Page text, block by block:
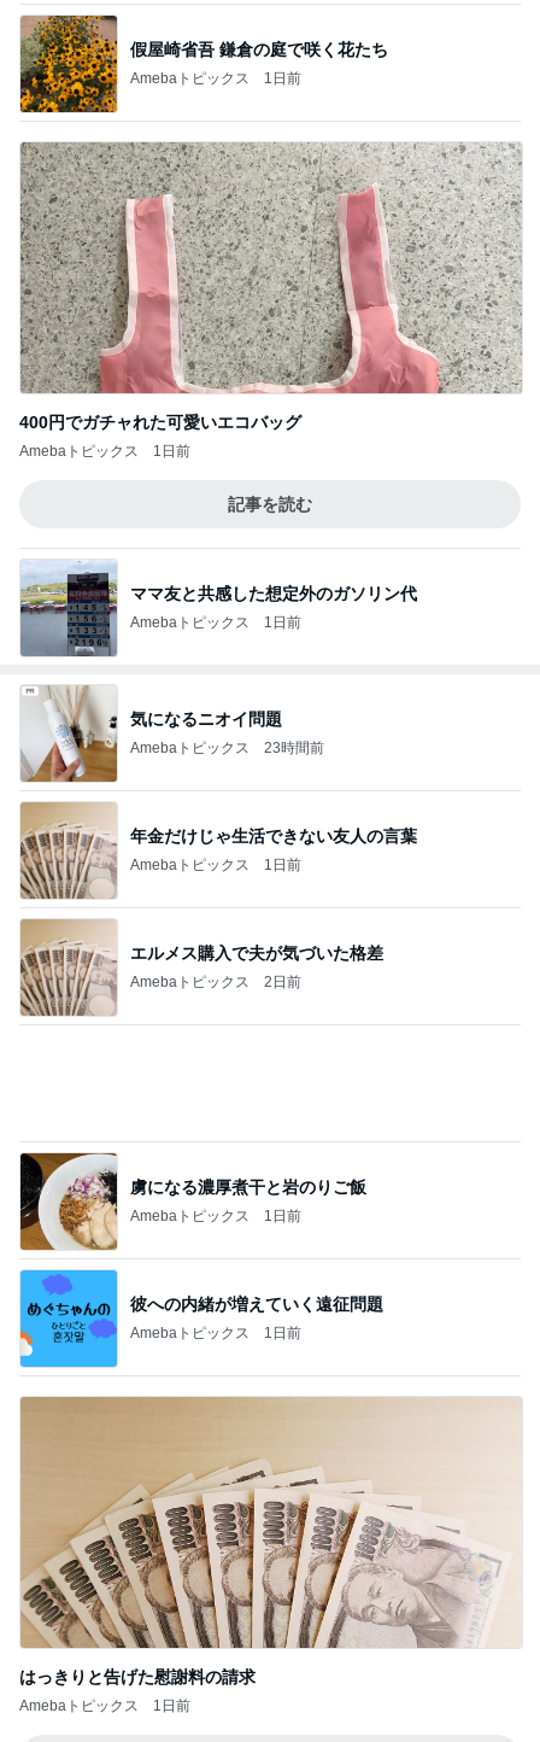
假屋崎省吾 鎌倉の庭で咲く花たち
Amebaトピックス 1日前
400円でガチャれた可愛いエコバッグ
Amebaトピックス 1日前
記事を読む
ママ友と共感した想定外のガソリン代
Amebaトピックス 1日前
気になるニオイ問題
Amebaトピックス 23時間前
年金だけじゃ生活できない友人の言葉
Amebaトピックス 1日前
エルメス購入で夫が気づいた格差
Amebaトピックス 2日前
虜になる濃厚煮干と岩のりご飯
Amebaトピックス 1日前
彼への内緒が増えていく遠征問題
Amebaトピックス 1日前
はっきりと告げた慰謝料の請求
Amebaトピックス 1日前